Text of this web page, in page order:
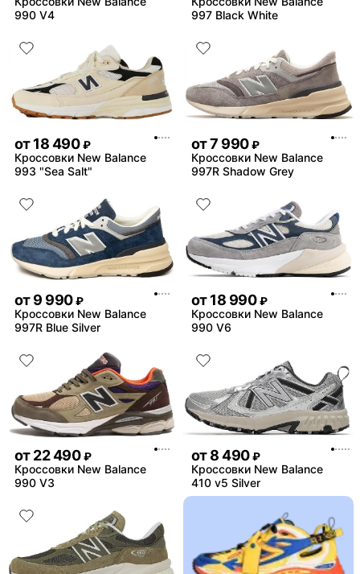
990 V4
997 Black White
от18 490 ₽
Кроссовки New Balance
993 "Sea Salt"
от7 990 ₽
Кроссовки New Balance
997R Shadow Grey
от9 990 ₽
Кроссовки New Balance
997R Blue Silver
от18 990 ₽
Кроссовки New Balance
990 V6
от22 490 ₽
Кроссовки New Balance
990 V3
от8 490 ₽
Кроссовки New Balance
410 v5 Silver